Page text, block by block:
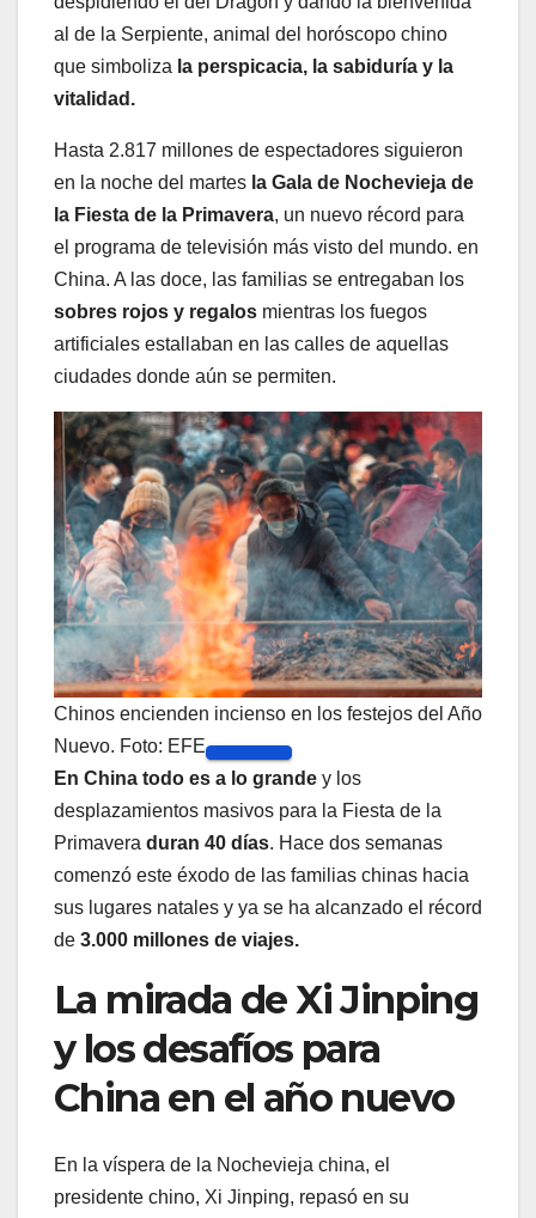
al de la Serpiente, animal del horóscopo chino
que simboliza la perspicacia, la sabiduría y la
vitalidad.
Hasta 2.817 millones de espectadores siguieron
en la noche del martes la Gala de Nochevieja de
la Fiesta de la Primavera, un nuevo récord para
el programa de televisión más visto del mundo. en
China. A las doce, las familias se entregaban los
sobres rojos y regalos mientras los fuegos
artificiales estallaban en las calles de aquellas
ciudades donde aún se permiten.
Chinos encienden incienso en los festejos del Año
Nuevo. Foto: EFE
En China todo es a lo grande y los
desplazamientos masivos para la Fiesta de la
Primavera duran 40 días. Hace dos semanas
comenzó este éxodo de las familias chinas hacia
sus lugares natales y ya se ha alcanzado el récord
de 3.000 millones de viajes.
La mirada de Xi Jinping
y los desafíos para
China en el año nuevo
En la víspera de la Nochevieja china, el
presidente chino, Xi Jinping, repasó en su